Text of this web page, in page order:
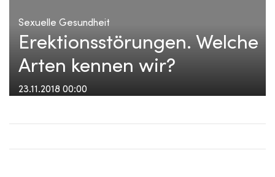
Sexuelle Gesundheit
Erektionsstörungen. Welche
Arten kennen wir?
23.11.2018 00:00